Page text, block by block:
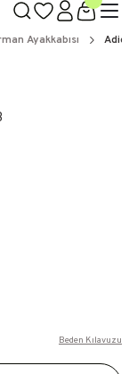
Ayakkabısı
Beden Kılavuzu